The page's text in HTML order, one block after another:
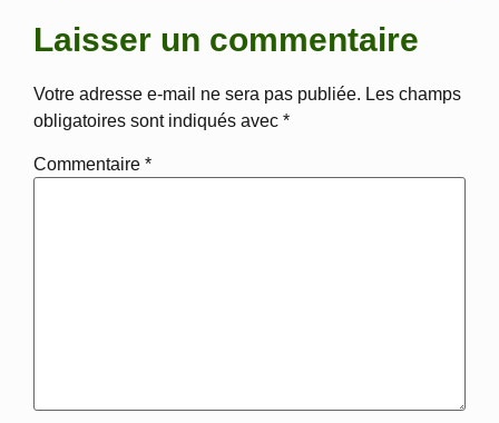
Laisser un commentaire
Votre adresse e-mail ne sera pas publiée. Les champs
obligatoires sont indiqués avec *
Commentaire *